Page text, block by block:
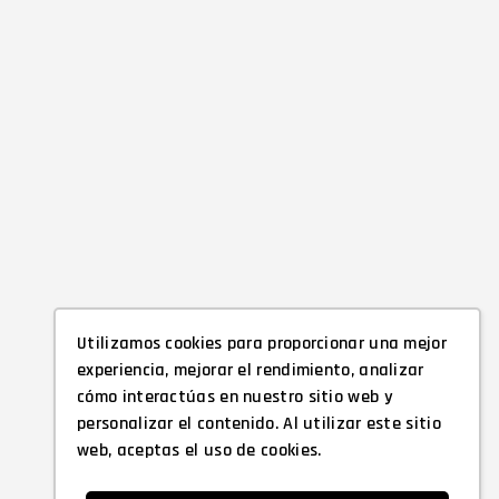
Utilizamos cookies para proporcionar una mejor
experiencia, mejorar el rendimiento, analizar
cómo interactúas en nuestro sitio web y
personalizar el contenido. Al utilizar este sitio
web, aceptas el uso de cookies.